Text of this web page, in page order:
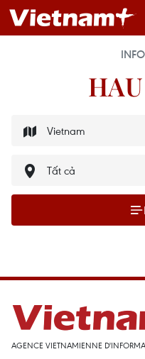
AGENCE VIETNAMIENNE